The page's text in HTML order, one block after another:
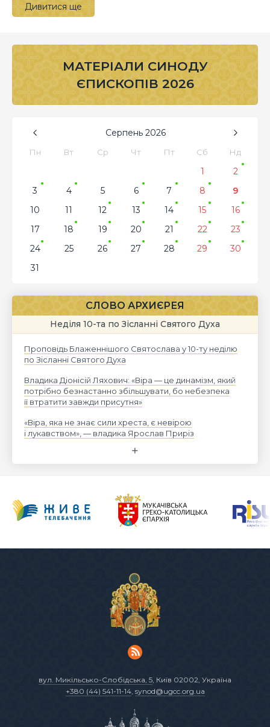
Дивитися ще
МАТЕРІАЛИ СИНОДУ
ЄПИСКОПІВ 2026
Серпень 2026
Пн Вт Ср Чт Пт Сб Нд
1
2
3
4 5 6 7 8
9
10
11 12 13 14 15
16
17
18 19 20 21 22
23
24
25 26 27 28 29
30
31
СЛОВО АРХИЄРЕЯ
Неділя 10-та по Зісланні Святого Духа
Проповідь Блаженнішого Святослава у 10-ту неділю
по Зісланні Святого Духа
Владика Діонісій Ляхович: «Віра — це динамізм, який
потрібно безнастанно збільшувати, бо небезпека
її втратити завжди присутня»
«Віра, яка не знає сили хреста, є невірою
і лукавством», — владика Ярослав Приріз
вул. Микільсько-Слобідська, 5, Київ 02002, Україна
+380 (44) 541-11-14, synod@ugcc.org.ua